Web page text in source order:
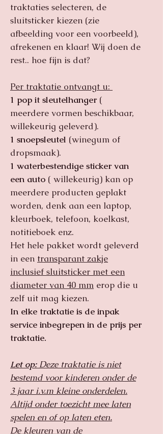
traktaties selecteren, de
sluitsticker kiezen (zie
afbeelding voor een voorbeeld),
afrekenen en klaar! Wij doen de
rest.. hoe fijn is dat?
Per traktatie ontvangt u:
1 pop it sleutelhanger(
meerdere vormen beschikbaar,
willekeurig geleverd).
1 snoepsleutel (winegum of
dropsmaak).
1 waterbestendige sticker van
een auto ( willekeurig) kan op
meerdere producten geplakt
worden, denk aan een laptop,
kleurboek, telefoon, koelkast,
notitieboek enz.
Het hele pakket wordt geleverd
in een transparant zakje
inclusief sluitsticker met een
diameter van 40 mm erop die u
zelf uit mag kiezen.
In elke traktatie is de inpak
service inbegrepen in de prijs per
traktatie.
Let op: Deze traktatie is niet
bestemd voor kinderen onder de
3 jaar i.v.m kleine onderdelen.
Altijd onder toezicht mee laten
spelen en of op laten eten.
De kleuren van de